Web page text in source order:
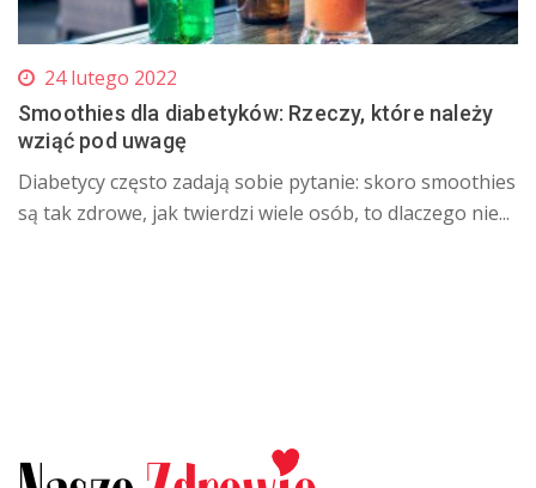
24 lutego 2022
Smoothies dla diabetyków: Rzeczy, które należy
wziąć pod uwagę
Diabetycy często zadają sobie pytanie: skoro smoothies
są tak zdrowe, jak twierdzi wiele osób, to dlaczego nie...